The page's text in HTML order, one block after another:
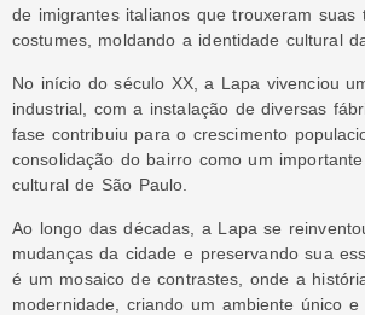
de imigrantes italianos que trouxeram suas
costumes, moldando a identidade cultural
No início do século XX, a Lapa vivenciou
industrial, com a instalação de diversas
fase contribuiu para o crescimento
consolidação do bairro como um
cultural de São Paulo.
Ao longo das décadas, a Lapa se
mudanças da cidade e preservando sua
é um mosaico de contrastes, onde a
modernidade, criando um ambiente único e